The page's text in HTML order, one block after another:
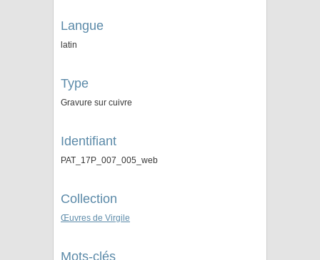
Langue
latin
Type
Gravure sur cuivre
Identifiant
PAT_17P_007_005_web
Collection
Œuvres de Virgile
Mots-clés